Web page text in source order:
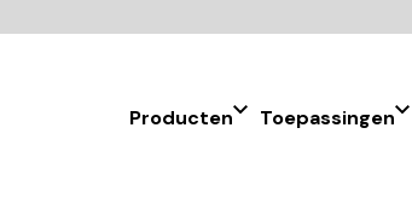
Producten Toepassingen